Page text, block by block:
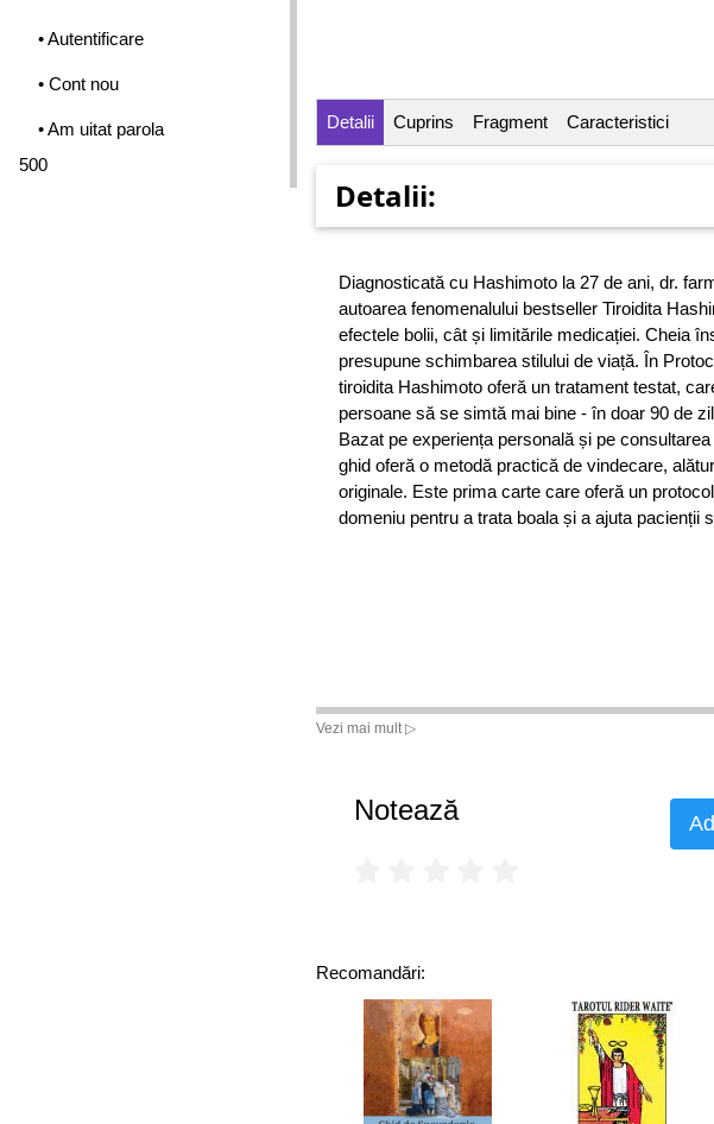
• Autentificare
• Cont nou
• Am uitat parola
500
Detalii Cuprins Fragment Caracteristici
Detalii:
Diagnosticată cu Hashimoto la 27 de ani, dr.
autoarea fenomenalului bestseller Tiroidita
efectele bolii, cât și limitările medicației. Cheia
presupune schimbarea stilului de viață. În
tiroidita Hashimoto oferă un tratament testat,
persoane să se simtă mai bine - în doar 90 de
Bazat pe experiența personală și pe
ghid oferă o metodă practică de vindecare,
originale. Este prima carte care oferă un
domeniu pentru a trata boala și a ajuta pacienții
Vezi mai mult ▷
Notează
Recomandări: